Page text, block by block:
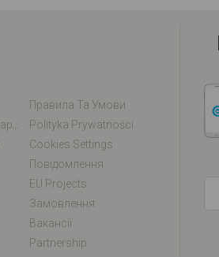
Правила Та Умови
Polityka Prywatności
Cookies Settings
Повідомлення
EU Projects
Замовлення
Вакансії
Partnership